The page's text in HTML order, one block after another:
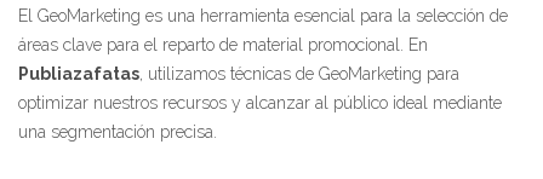
El GeoMarketing es una herramienta esencial para la selección de
áreas clave para el reparto de material promocional. En
Publiazafatas, utilizamos técnicas de GeoMarketing para
optimizar nuestros recursos y alcanzar al público ideal mediante
una segmentación precisa.